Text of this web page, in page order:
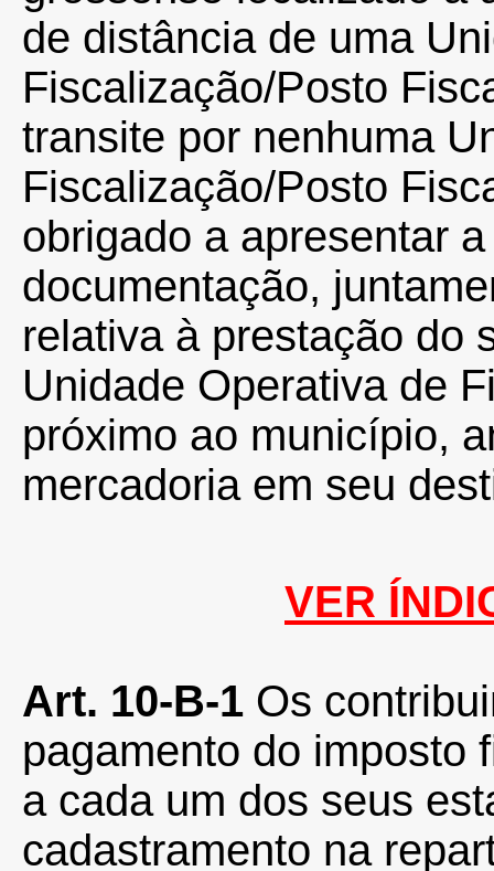
de distância de uma
Fiscalização/Posto
transite por nenhuma
Fiscalização/Posto
obrigado a apresentar
documentação,
relativa à prestação do
Unidade Operativa de
próximo ao município,
mercadoria em seu
VER
Art. 10-B-1 Os
pagamento do imposto
a cada um dos seus
cadastramento na